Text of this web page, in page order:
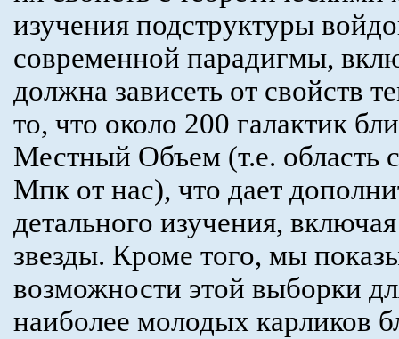
изучения подструктуры
современной парадигмы,
должна зависеть от свойств
то, что около 200 галактик
Местный Объем (т.е. область
Мпк от нас), что дает
детального изучения,
звезды. Кроме того, мы
возможности этой выборки
наиболее молодых карликов